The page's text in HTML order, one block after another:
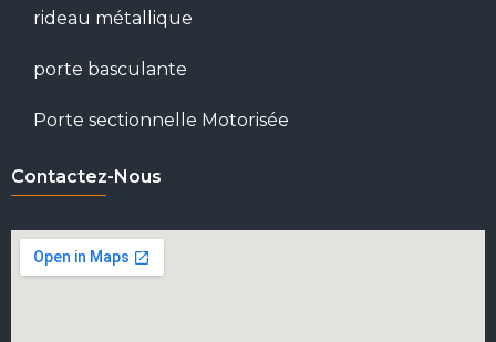
rideau métallique
porte basculante
Porte sectionnelle Motorisée
Contactez-Nous